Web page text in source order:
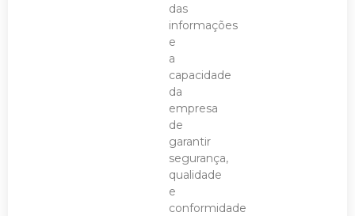
das
informações
e
a
capacidade
da
empresa
de
garantir
segurança,
qualidade
e
conformidade